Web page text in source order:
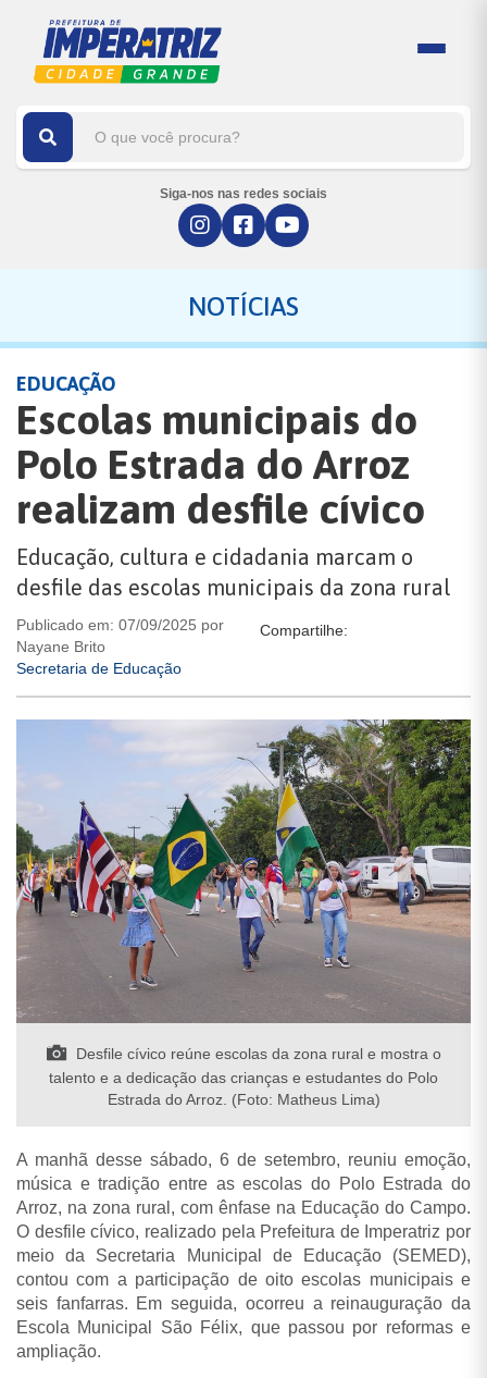
Siga-nos nas redes sociais
NOTÍCIAS
EDUCAÇÃO
Escolas municipais do
Polo Estrada do Arroz
realizam desfile cívico
Educação, cultura e cidadania marcam o
desfile das escolas municipais da zona rural
Publicado em: 07/09/2025 por
Nayane Brito
Secretaria de Educação
Compartilhe:
Desfile cívico reúne escolas da zona rural e mostra o
talento e a dedicação das crianças e estudantes do Polo
Estrada do Arroz. (Foto: Matheus Lima)
A manhã desse sábado, 6 de setembro, reuniu emoção,
música e tradição entre as escolas do Polo Estrada do
Arroz, na zona rural, com ênfase na Educação do Campo.
O desfile cívico, realizado pela Prefeitura de Imperatriz por
meio da Secretaria Municipal de Educação (SEMED),
contou com a participação de oito escolas municipais e
seis fanfarras. Em seguida, ocorreu a reinauguração da
Escola Municipal São Félix, que passou por reformas e
ampliação.